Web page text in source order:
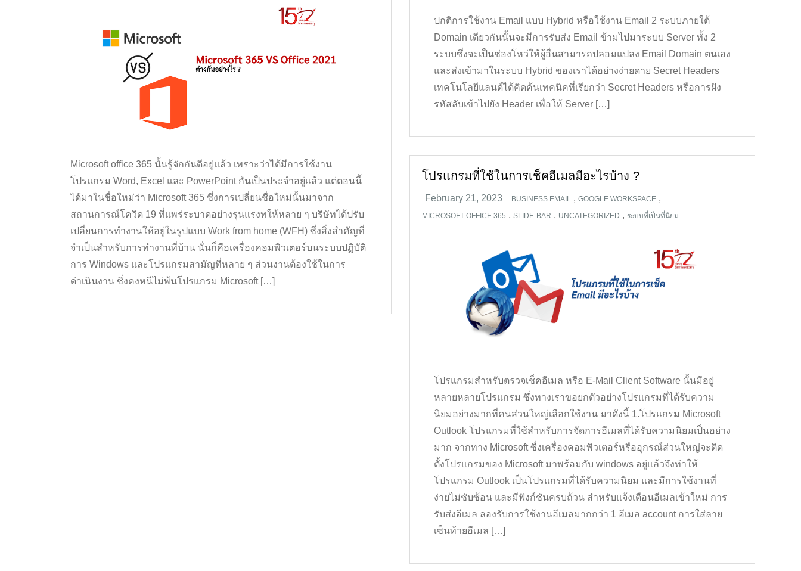
Microsoft office 365 นั้นรู้จักกันดีอยู่แล้ว เพราะว่าได้มีการใช้งาน
โปรแกรม Word, Excel และ PowerPoint กันเป็นประจำอยู่แล้ว แต่ตอนนี้
ได้มาในชื่อใหม่ว่า Microsoft 365 ซึ่งการเปลี่ยนชื่อใหม่นั้นมาจาก
สถานการณ์โควิด 19 ที่แพร่ระบาดอย่างรุนแรงทให้หลาย ๆ บริษัทได้ปรับ
เปลี่ยนการทำงานให้อยู่ในรูปแบบ Work from home (WFH) ซึ่งสิ่งสำคัญที่
จำเป็นสำหรับการทำงานที่บ้าน นั่นก็คือเครื่องคอมพิวเตอร์บนระบบปฏิบัติ
การ Windows และโปรแกรมสามัญที่หลาย ๆ ส่วนงานต้องใช้ในการ
ดำเนินงาน ซึ่งคงหนีไม่พ้นโปรแกรม Microsoft […]
ปกติการใช้งาน Email แบบ Hybrid หรือใช้งาน Email 2 ระบบภายใต้
Domain เดียวกันนั้นจะมีการรับส่ง Email ข้ามไปมาระบบ Server ทั้ง 2
ระบบซึ่งจะเป็นช่องโหว่ให้ผู้อื่นสามารถปลอมแปลง Email Domain ตนเอง
และส่งเข้ามาในระบบ Hybrid ของเราได้อย่างง่ายดาย Secret Headers
เทคโนโลยีแลนด์ได้คิดค้นเทคนิคที่เรียกว่า Secret Headers หรือการฝัง
รหัสลับเข้าไปยัง Header เพื่อให้ Server […]
โปรแกรมที่ใช้ในการเช็คอีเมลมีอะไรบ้าง ?
BUSINESS EMAIL , GOOGLE WORKSPACE ,
MICROSOFT OFFICE 365 , SLIDE-BAR , UNCATEGORIZED , ระบบที่เป็นที่นิยม
โปรแกรมสำหรับตรวจเช็คอีเมล หรือ E-Mail Client Software นั้นมีอยู่
หลายหลายโปรแกรม ซึ่งทางเราขอยกตัวอย่างโปรแกรมที่ได้รับความ
นิยมอย่างมากที่คนส่วนใหญ่เลือกใช้งาน มาดังนี้ 1.โปรแกรม Microsoft
Outlook โปรแกรมที่ใช้สำหรับการจัดการอีเมลที่ได้รับความนิยมเป็นอย่าง
มาก จากทาง Microsoft ซื่งเครื่องคอมพิวเตอร์หรืออุกรณ์ส่วนใหญ่จะติด
ตั้งโปรแกรมของ Microsoft มาพร้อมกับ windows อยู่แล้วจึงทำให้
โปรแกรม Outlook เป็นโปรแกรมที่ได้รับความนิยม และมีการใช้งานที่
ง่ายไม่ซับซ้อน และมีฟังก์ชันครบถ้วน สำหรับแจ้งเตือนอีเมลเข้าใหม่ การ
รับส่งอีเมล ลองรับการใช้งานอีเมลมากกว่า 1 อีเมล account การใส่ลาย
เซ็นท้ายอีเมล […]